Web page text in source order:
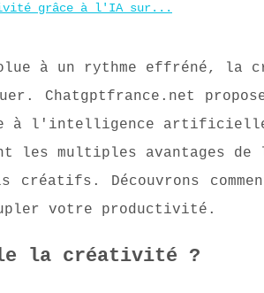
grâce à l'IA sur...
à un rythme effréné, la
Chatgptfrance.net
à l'intelligence
les multiples avantages
créatifs. Découvrons
votre productivité.
la créativité ?